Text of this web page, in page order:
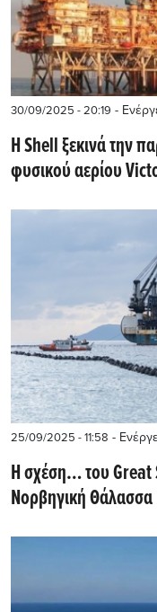
30/09/2025 - 20:19 -
Η Shell ξεκινά την
φυσικού αερίου
25/09/2025 - 11:58 -
Η σχέση… του Great
Νορβηγική Θάλασσα